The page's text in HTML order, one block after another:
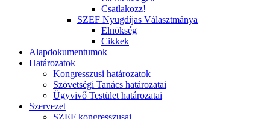
Csatlakozz!
SZEF Nyugdíjas Választmánya
Elnökség
Cikkek
Alapdokumentumok
Határozatok
Kongresszusi határozatok
Szövetségi Tanács határozatai
Ügyvivő Testület határozatai
Szervezet